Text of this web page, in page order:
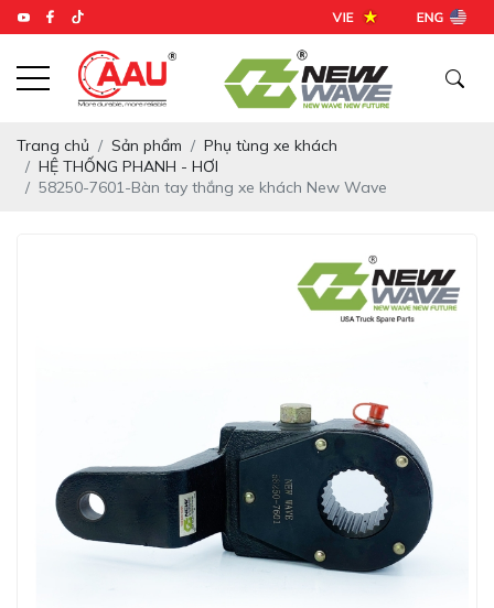
Trang chủ Sản phẩm
Phụ tùng xe khách
HỆ THỐNG PHANH - HƠI
58250-7601-Bàn tay thắng xe khách New Wave